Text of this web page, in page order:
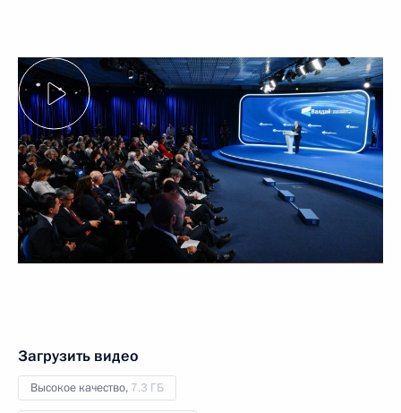
Загрузить видео
Высокое качество, 7.3 ГБ